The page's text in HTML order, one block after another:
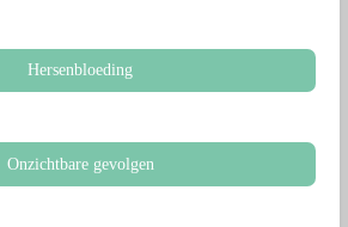
Hersenbloeding
Onzichtbare gevolgen